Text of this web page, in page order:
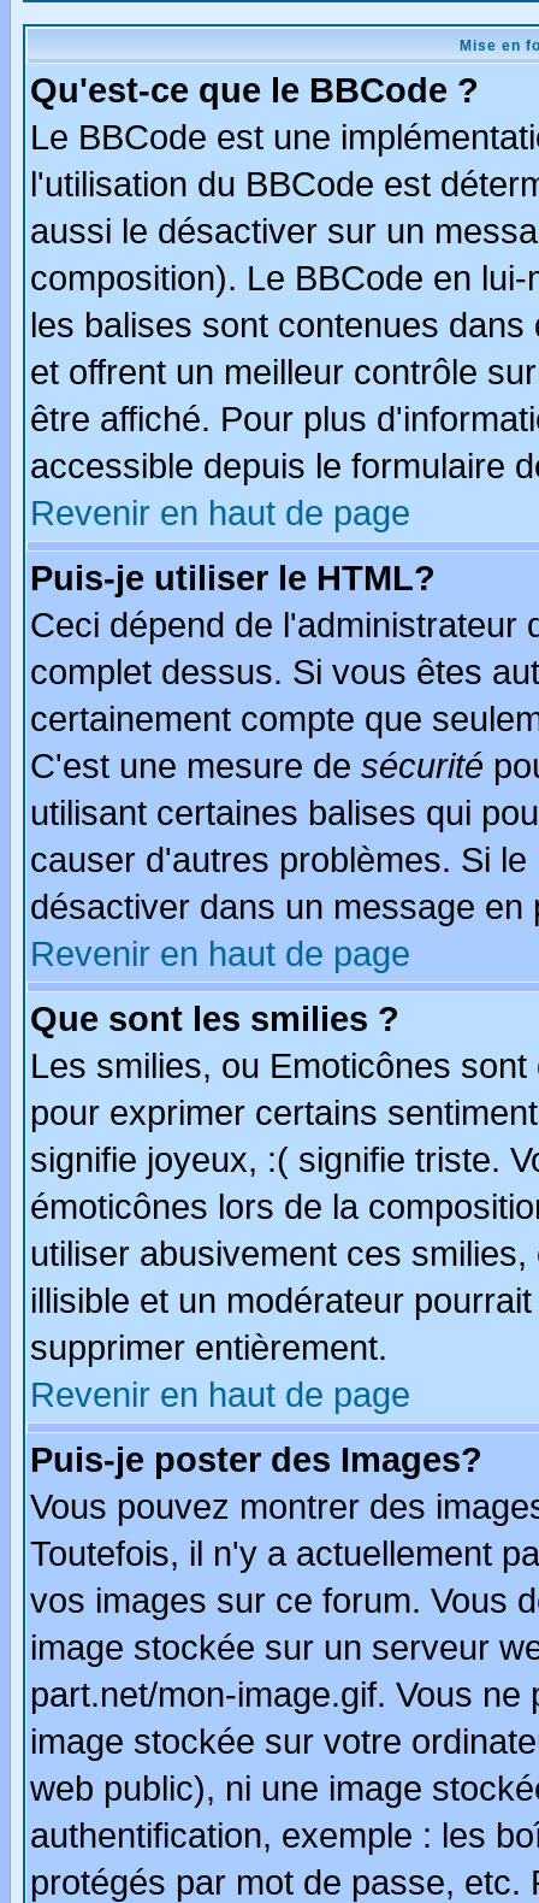
Mise en
Qu'est-ce que le BBCode ?
Le BBCode est une
l'utilisation du BBCode est
aussi le désactiver sur un
composition). Le BBCode en
les balises sont contenues
et offrent un meilleur contrôle
être affiché. Pour plus
accessible depuis le formulaire
Revenir en haut de page
Puis-je utiliser le HTML?
Ceci dépend de l'administrateur
complet dessus. Si vous êtes
certainement compte que
C'est une mesure de sécurité
utilisant certaines balises qui
causer d'autres problèmes. Si
désactiver dans un message
Revenir en haut de page
Que sont les smilies ?
Les smilies, ou Emoticônes
pour exprimer certains
signifie joyeux, :( signifie triste.
émoticônes lors de la
utiliser abusivement ces
illisible et un modérateur
supprimer entièrement.
Revenir en haut de page
Puis-je poster des Images?
Vous pouvez montrer des
Toutefois, il n'y a actuellement
vos images sur ce forum. Vous
image stockée sur un serveur
part.net/mon-image.gif. Vous
image stockée sur votre
web public), ni une image
authentification, exemple : les
protégés par mot de passe,